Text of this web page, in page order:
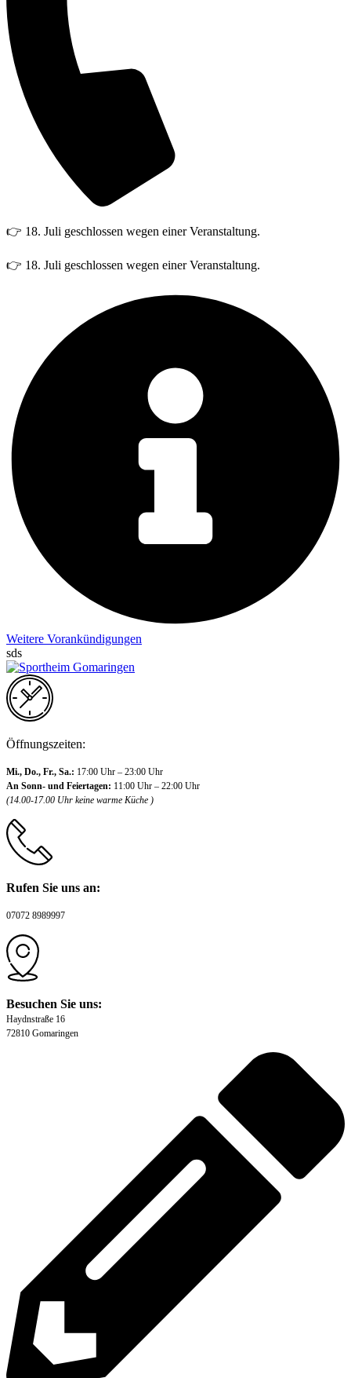
👉 18. Juli geschlossen wegen einer Veranstaltung.
👉 18. Juli geschlossen wegen einer Veranstaltung.
Weitere Vorankündigungen
sds
Öffnungszeiten:
Mi., Do., Fr., Sa.: 17:00 Uhr – 23:00 Uhr
An Sonn- und Feiertagen: 11:00 Uhr – 22:00 Uhr
(14.00-17.00 Uhr keine warme Küche )
Rufen Sie uns an:
07072 8989997
Besuchen Sie uns:
Haydnstraße 16
72810 Gomaringen